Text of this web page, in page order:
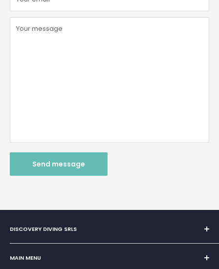
Your message
Send message
DISCOVERY DIVING SRLS
Sole Proprietorship of Giovanni Chiera di Vasco
San Teodoro, Marina di Puntaldia 07052
MAIN MENU